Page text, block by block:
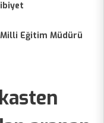
Eğitim Müdürü